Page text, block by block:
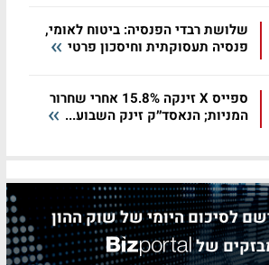
שלושת רבדי הפנסיה: ביטוח לאומי,
פנסיה תעסוקתית וחיסכון פרטי
ספייס X זינקה 15.8% אחרי שחרור
המניות; הנאסד״ק זינק השבוע...
לסיכום היומי של שוק ההון
של